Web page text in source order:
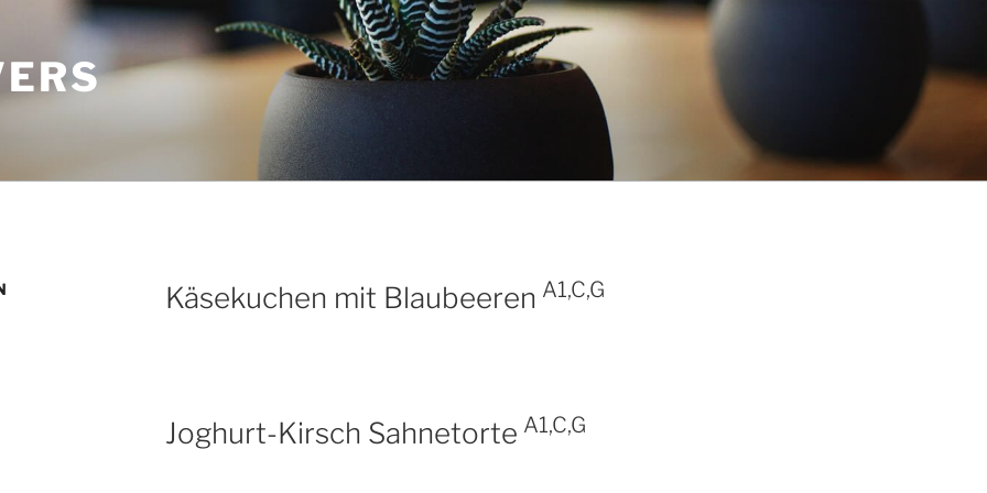
Käsekuchen mit Blaubeeren A1,C,G
Joghurt-Kirsch Sahnetorte A1,C,G